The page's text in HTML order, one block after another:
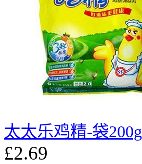
太太乐鸡精-袋200g
£2.69